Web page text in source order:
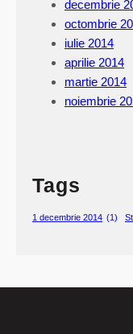
decembrie
octombrie
iulie 2014
aprilie 2014
martie 2014
noiembrie
Tags
1 decembrie 2014 (1)